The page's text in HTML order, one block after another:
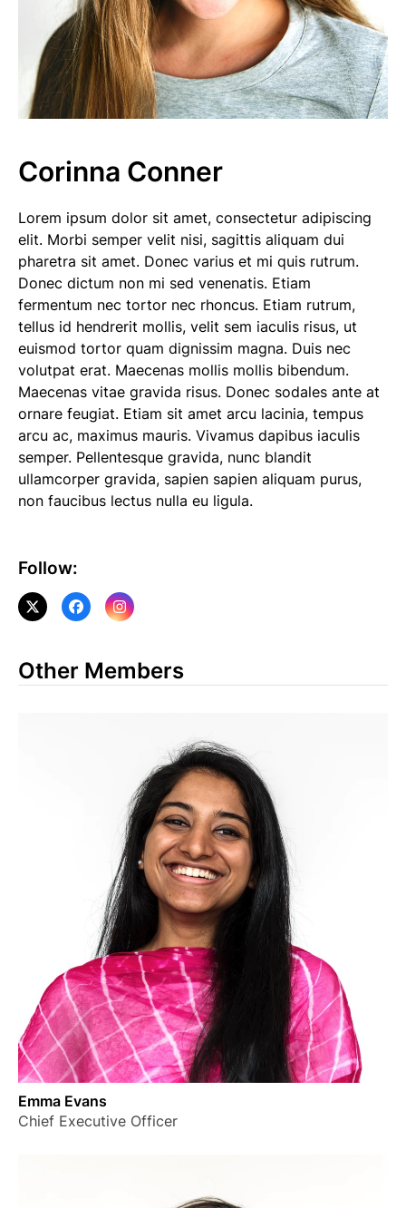
Corinna Conner
Lorem ipsum dolor sit amet, consectetur adipiscing
elit. Morbi semper velit nisi, sagittis aliquam dui
pharetra sit amet. Donec varius et mi quis rutrum.
Donec dictum non mi sed venenatis. Etiam
fermentum nec tortor nec rhoncus. Etiam rutrum,
tellus id hendrerit mollis, velit sem iaculis risus, ut
euismod tortor quam dignissim magna. Duis nec
volutpat erat. Maecenas mollis mollis bibendum.
Maecenas vitae gravida risus. Donec sodales ante at
ornare feugiat. Etiam sit amet arcu lacinia, tempus
arcu ac, maximus mauris. Vivamus dapibus iaculis
semper. Pellentesque gravida, nunc blandit
ullamcorper gravida, sapien sapien aliquam purus,
non faucibus lectus nulla eu ligula.
Follow:
X FacebookInstagram
Other Members
Emma Evans
Chief Executive Officer